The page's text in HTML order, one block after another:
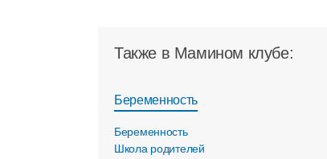
Также в Мамином клубе:
Беременность
Беременность
Школа родителей